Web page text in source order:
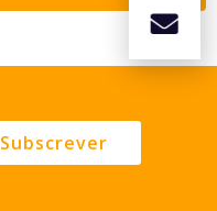
Subscrever